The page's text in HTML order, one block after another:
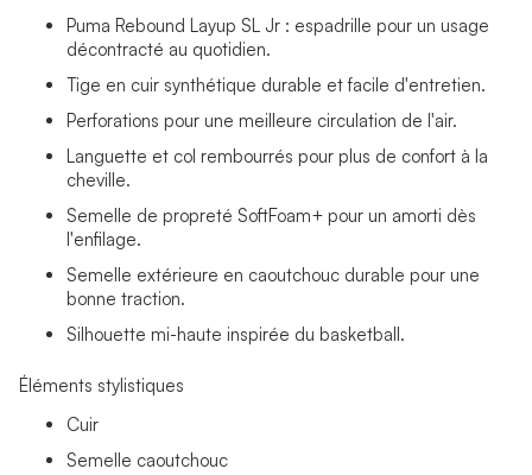
Puma Rebound Layup SL Jr : espadrille pour un usage
décontracté au quotidien.
Tige en cuir synthétique durable et facile d'entretien.
Perforations pour une meilleure circulation de l'air.
Languette et col rembourrés pour plus de confort à la
cheville.
Semelle de propreté SoftFoam+ pour un amorti dès
l'enfilage.
Semelle extérieure en caoutchouc durable pour une
bonne traction.
Silhouette mi-haute inspirée du basketball.
Éléments stylistiques
Cuir
Semelle caoutchouc